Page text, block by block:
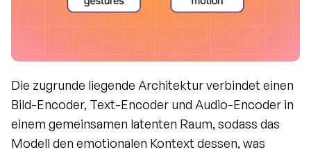
Die zugrunde liegende Architektur verbindet einen
Bild-Encoder, Text-Encoder und Audio-Encoder in
einem gemeinsamen latenten Raum, sodass das
Modell den emotionalen Kontext dessen, was